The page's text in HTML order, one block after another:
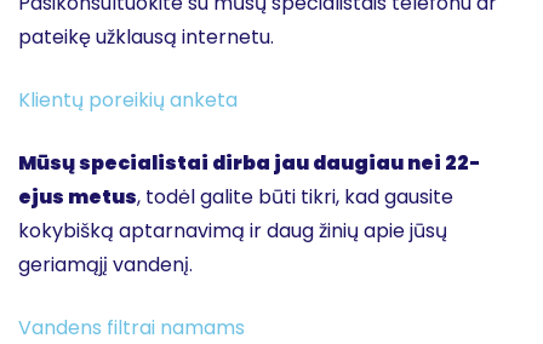
pateikę užklausą internetu.
Klientų poreikių anketa
Mūsų specialistai dirba jau daugiau nei 22-
ejus metus, todėl galite būti tikri, kad gausite
kokybišką aptarnavimą ir daug žinių apie jūsų
geriamąjį vandenį.
Vandens filtrai namams